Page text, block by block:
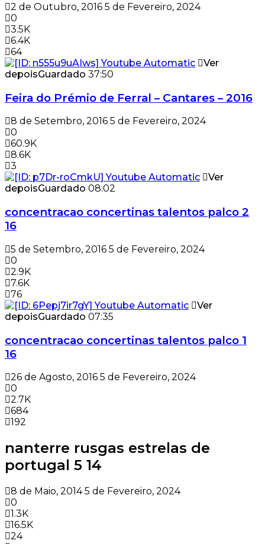
2 de Outubro, 2016 5 de Fevereiro, 2024
0
3.5K
6.4K
64
Ver
depoisGuardado 37:50
Feira do Prémio de Ferral – Cantares – 2016
8 de Setembro, 2016 5 de Fevereiro, 2024
0
60.9K
8.6K
3
Ver
depoisGuardado 08:02
concentracao concertinas talentos palco 2
16
5 de Setembro, 2016 5 de Fevereiro, 2024
0
2.9K
7.6K
76
Ver
depoisGuardado 07:35
concentracao concertinas talentos palco 1
16
26 de Agosto, 2016 5 de Fevereiro, 2024
0
2.7K
684
192
nanterre rusgas estrelas de
portugal 5 14
8 de Maio, 2014 5 de Fevereiro, 2024
0
1.3K
16.5K
24